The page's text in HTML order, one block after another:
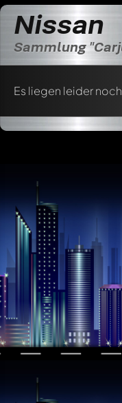
Nissan
Sammlung
Es liegen leider